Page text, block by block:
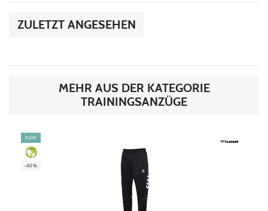
ZULETZT ANGESEHEN
MEHR AUS DER KATEGORIE
TRAININGSANZÜGE
NEW
GREEN
-40%